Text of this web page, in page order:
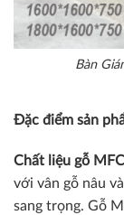
Bàn
Đặc điểm sản
Chất liệu gỗ
với vân gỗ nâu
sang trọng. Gỗ